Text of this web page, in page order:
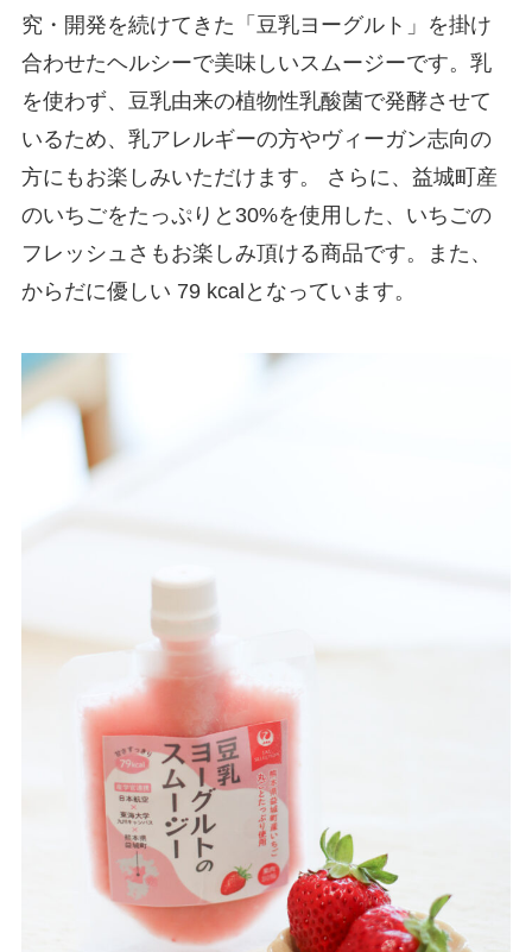
究・開発を続けてきた「豆乳ヨーグルト」を掛け
合わせたヘルシーで美味しいスムージーです。乳
を使わず、豆乳由来の植物性乳酸菌で発酵させて
いるため、乳アレルギーの方やヴィーガン志向の
方にもお楽しみいただけます。 さらに、益城町産
のいちごをたっぷりと30%を使用した、いちごの
フレッシュさもお楽しみ頂ける商品です。また、
からだに優しい 79 kcalとなっています。